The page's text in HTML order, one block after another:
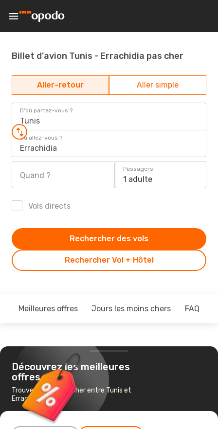
Billet d'avion Tunis - Errachidia pas cher
Aller-retour Aller simple
D'où partez-vous ?
Tunis
Où allez-vous ?
Errachidia
Quand ?
Passagers
1 adulte
Vols directs
Rechercher Vol + Hôtel
Rechercher des vols
Meilleures offres Jours les moins chers FAQ
Découvrez les meilleures
offres
Trouvez un vol pas cher entre Tunis et
Errachidia